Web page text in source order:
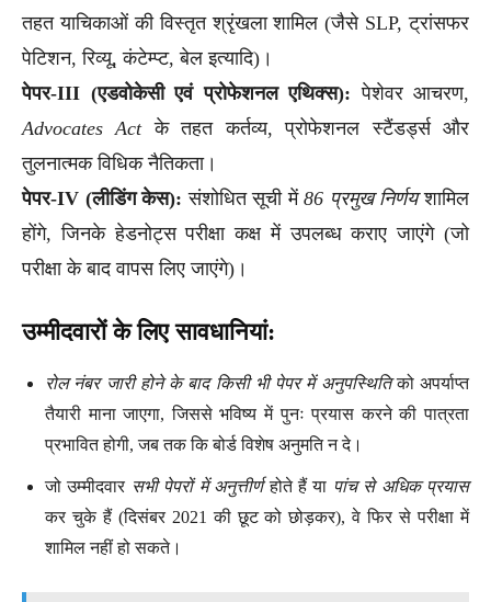
तहत याचिकाओं की विस्तृत श्रृंखला शामिल (जैसे SLP, ट्रांसफर
पेटिशन, रिव्यू, कंटेम्प्ट, बेल इत्यादि)।
पेपर-III (एडवोकेसी एवं प्रोफेशनल एथिक्स): पेशेवर आचरण,
Advocates Actके तहत कर्तव्य, प्रोफेशनल स्टैंडर्ड्स और
तुलनात्मक विधिक नैतिकता।
पेपर-IV (लीडिंग केस): संशोधित सूची में86 प्रमुख निर्णयशामिल
होंगे, जिनके हेडनोट्स परीक्षा कक्ष में उपलब्ध कराए जाएंगे (जो
परीक्षा के बाद वापस लिए जाएंगे)।
उम्मीदवारों के लिए सावधानियां:
रोल नंबर जारी होने के बाद किसी भी पेपर में अनुपस्थितिको अपर्याप्त
तैयारी माना जाएगा, जिससे भविष्य में पुनः प्रयास करने की पात्रता
प्रभावित होगी, जब तक कि बोर्ड विशेष अनुमति न दे।
जो उम्मीदवार सभी पेपरों में अनुत्तीर्णहोते हैं या पांच से अधिक प्रयास
कर चुके हैं (दिसंबर 2021 की छूट को छोड़कर), वे फिर से परीक्षा में
शामिल नहीं हो सकते।